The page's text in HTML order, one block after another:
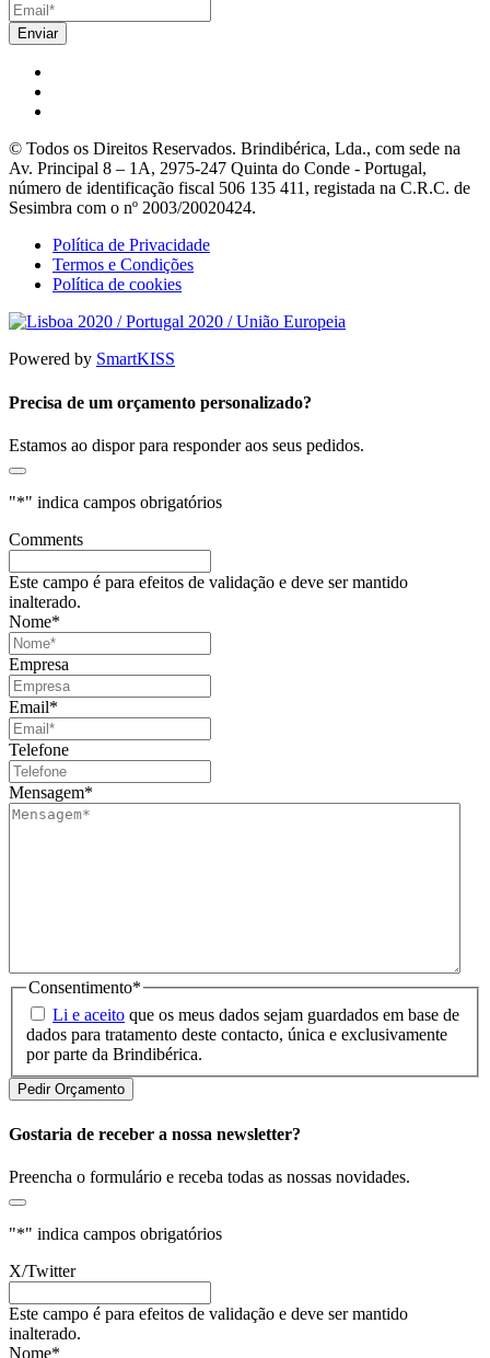
© Todos os Direitos Reservados. Brindibérica, Lda., com sede na
Av. Principal 8 – 1A, 2975-247 Quinta do Conde - Portugal,
número de identificação fiscal 506 135 411, registada na C.R.C. de
Sesimbra com o nº 2003/20020424.
Política de Privacidade
Termos e Condições
Política de cookies
Powered by SmartKISS
Precisa de um orçamento personalizado?
Estamos ao dispor para responder aos seus pedidos.
"*" indica campos obrigatórios
Comments
Este campo é para efeitos de validação e deve ser mantido
inalterado.
Nome*
Empresa
Email*
Telefone
Mensagem*
Consentimento*
Li e aceito que os meus dados sejam guardados em base de
dados para tratamento deste contacto, única e exclusivamente
por parte da Brindibérica.
Gostaria de receber a nossa newsletter?
Preencha o formulário e receba todas as nossas novidades.
"*" indica campos obrigatórios
X/Twitter
Este campo é para efeitos de validação e deve ser mantido
inalterado.
Nome*